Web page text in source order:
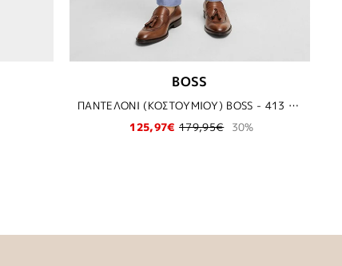
BOSS
ΠΑΝΤΕΛΟΝΙ (ΚΟΣΤΟΥΜΙΟΥ) BOSS - 413 ΜΠΛΕ
125,97€ 179,95€ 30%